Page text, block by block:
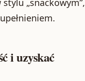
„snackowym”,
i uzyskać